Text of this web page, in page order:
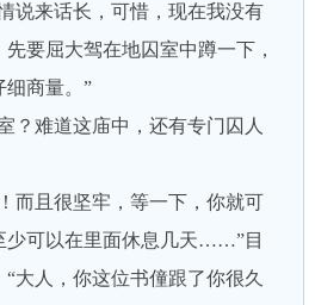
来话长，可惜，现在我没有
要屈大驾在地囚室中蹲一下，
细商量。”
难道这庙中，还有专门囚人
且很坚牢，等一下，你就可
少可以在里面休息几天……”目
大人，你这位书僮跟了你很久